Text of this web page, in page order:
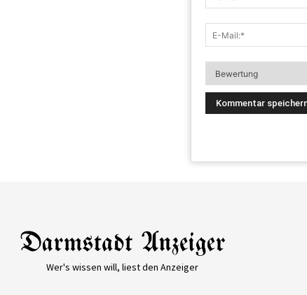
Wer's wissen will, liest den Anzeiger